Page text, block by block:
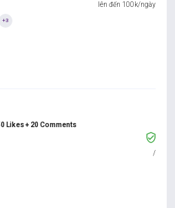
lên đến 100k/ngày
+3
Likes + 20 Comments
/